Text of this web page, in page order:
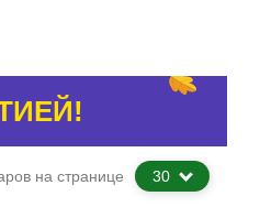
на странице 30